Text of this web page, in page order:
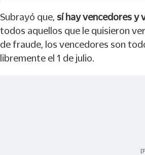
Subrayó que, sí hay vencedores y
todos aquellos que le quisieron
de fraude, los vencedores son
libremente el 1 de julio.